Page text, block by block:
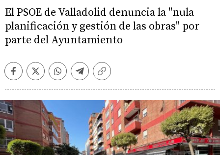
El PSOE de Valladolid denuncia la "nula
planificación y gestión de las obras" por
parte del Ayuntamiento
FacebookTwitterWhatsappTelegramCopiar